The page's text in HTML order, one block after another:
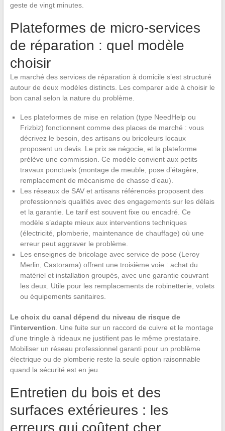
geste de vingt minutes.
Plateformes de micro-services
de réparation : quel modèle
choisir
Le marché des services de réparation à domicile s’est structuré
autour de deux modèles distincts. Les comparer aide à choisir le
bon canal selon la nature du problème.
Les plateformes de mise en relation (type NeedHelp ou
Frizbiz) fonctionnent comme des places de marché : vous
décrivez le besoin, des artisans ou bricoleurs locaux
proposent un devis. Le prix se négocie, et la plateforme
prélève une commission. Ce modèle convient aux petits
travaux ponctuels (montage de meuble, pose d’étagère,
remplacement de mécanisme de chasse d’eau).
Les réseaux de SAV et artisans référencés proposent des
professionnels qualifiés avec des engagements sur les délais
et la garantie. Le tarif est souvent fixe ou encadré. Ce
modèle s’adapte mieux aux interventions techniques
(électricité, plomberie, maintenance de chauffage) où une
erreur peut aggraver le problème.
Les enseignes de bricolage avec service de pose (Leroy
Merlin, Castorama) offrent une troisième voie : achat du
matériel et installation groupés, avec une garantie couvrant
les deux. Utile pour les remplacements de robinetterie, volets
ou équipements sanitaires.
Le choix du canal dépend du niveau de risque de
l’intervention . Une fuite sur un raccord de cuivre et le montage
d’une tringle à rideaux ne justifient pas le même prestataire.
Mobiliser un réseau professionnel garanti pour un problème
électrique ou de plomberie reste la seule option raisonnable
quand la sécurité est en jeu.
Entretien du bois et des
surfaces extérieures : les
erreurs qui coûtent cher